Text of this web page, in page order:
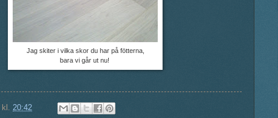
Jag skiter i vilka skor du har på fötterna,
bara vi går ut nu!
kl. 20:42